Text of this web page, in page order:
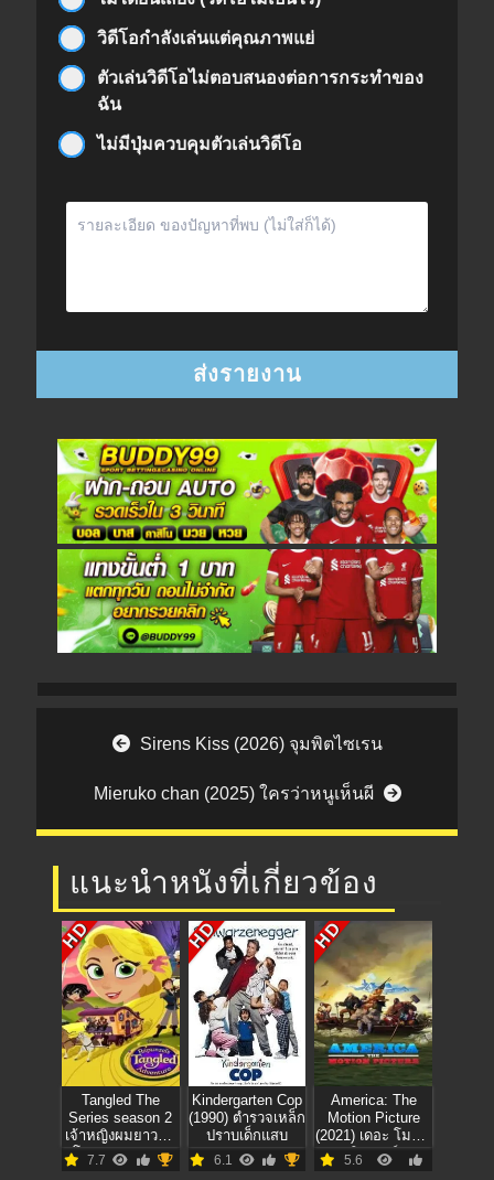
วิดีโอกำลังเล่นแต่คุณภาพแย่
ตัวเล่นวิดีโอไม่ตอบสนองต่อการกระทำของ
ฉัน
ไม่มีปุ่มควบคุมตัวเล่นวิดีโอ
Post navigation
Sirens Kiss (2026) จุมพิตไซเรน
Mieruko chan (2025) ใครว่าหนูเห็นผี
แนะนำหนังที่เกี่ยวข้อง
HD
Tangled The
Series season 2
เจ้าหญิงผมยาวกับ
โจรซ่าจอมแสบ
เดอะซีรี่ย์ ภาค2
7.7
HD
Kindergarten Cop
(1990) ตำรวจเหล็ก
ปราบเด็กแสบ
6.1
HD
America: The
Motion Picture
(2021) เดอะ โมชั่น
พิคเจอร์
5.6